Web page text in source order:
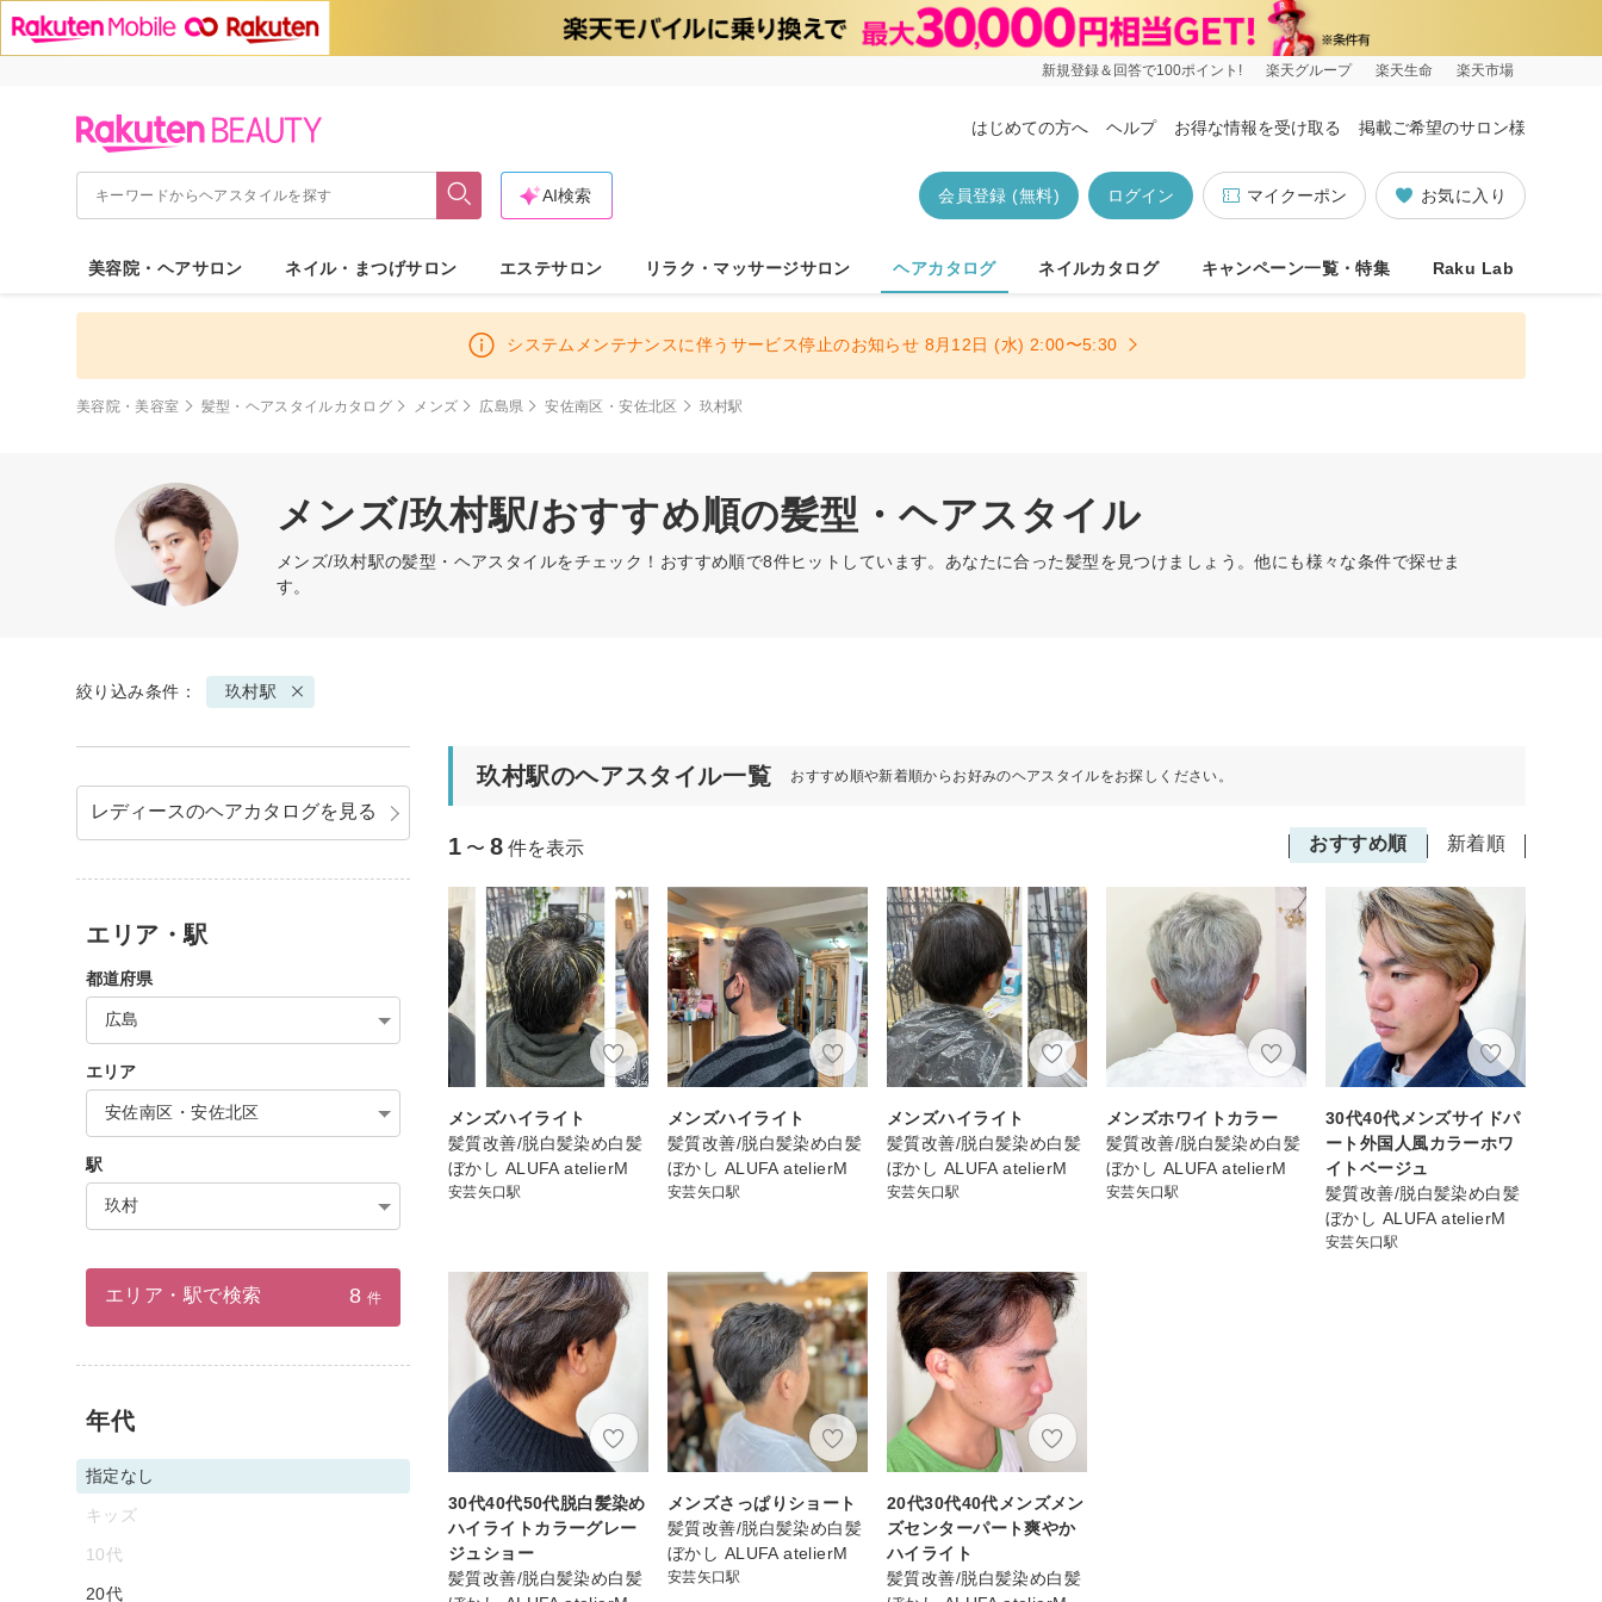
新規登録＆回答で100ポイント! 楽天グループ 楽天生命 楽天市場
はじめての方へ ヘルプ お得な情報を受け取る 掲載ご希望のサロン様
お気に入り
マイクーポン
ログイン
会員登録 (無料)
AI検索
美容院・ヘアサロン ネイル・まつげサロン エステサロン リラク・マッサージサロン ヘアカタログ ネイルカタログ キャンペーン一覧・特集 Raku Lab
システムメンテナンスに伴うサービス停止のお知らせ 8月12日 (水) 2:00〜5:30
美容院・美容室 髪型・ヘアスタイルカタログ メンズ 広島県 安佐南区・安佐北区 玖村駅
メンズ/玖村駅/おすすめ順の髪型・ヘアスタイル
メンズ/玖村駅の髪型・ヘアスタイルをチェック！おすすめ順で8件ヒットしています。あなたに合った髪型を見つけましょう。他にも様々な条件で探せま
す。
絞り込み条件： 玖村駅
玖村駅のヘアスタイル一覧 おすすめ順や新着順からお好みのヘアスタイルをお探しください。
おすすめ順 新着順
1 〜 8 件を表示
メンズハイライト
髪質改善/脱白髪染め白髪
ぼかし ALUFA atelierM
安芸矢口駅
メンズハイライト
髪質改善/脱白髪染め白髪
ぼかし ALUFA atelierM
安芸矢口駅
メンズハイライト
髪質改善/脱白髪染め白髪
ぼかし ALUFA atelierM
安芸矢口駅
メンズホワイトカラー
髪質改善/脱白髪染め白髪
ぼかし ALUFA atelierM
安芸矢口駅
30代40代メンズサイドパ
ート外国人風カラーホワ
イトベージュ
髪質改善/脱白髪染め白髪
ぼかし ALUFA atelierM
安芸矢口駅
30代40代50代脱白髪染め
ハイライトカラーグレー
ジュショー
髪質改善/脱白髪染め白髪
メンズさっぱりショート
髪質改善/脱白髪染め白髪
ぼかし ALUFA atelierM
安芸矢口駅
20代30代40代メンズメン
ズセンターパート爽やか
ハイライト
髪質改善/脱白髪染め白髪
レディースのヘアカタログを見る
エリア・駅
都道府県
広島
エリア
安佐南区・安佐北区
駅
玖村
エリア・駅で検索 8 件
年代
指定なし
キッズ
10代
20代